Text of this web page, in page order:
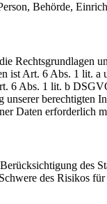
Behörde,
Rechtsgrundlagen
ist Art. 6 Abs. 1 lit.
6 Abs. 1 lit. b
berechtigten
Daten
des
des Risikos